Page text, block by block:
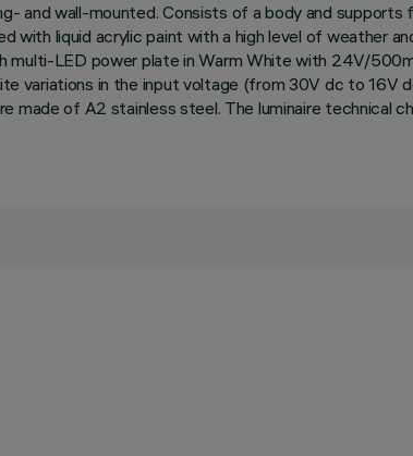
and wall-mounted. Consists of a body and
liquid acrylic paint with a high level of weather
multi-LED power plate in Warm White with 24V/
variations in the input voltage (from 30V dc to
made of A2 stainless steel. The luminaire